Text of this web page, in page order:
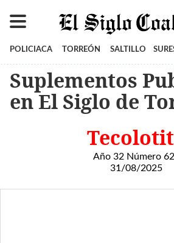
POLICIACA TORREÓN SALTILLO
Suplementos
en El Siglo de
Año 32 Número
31/08/2025